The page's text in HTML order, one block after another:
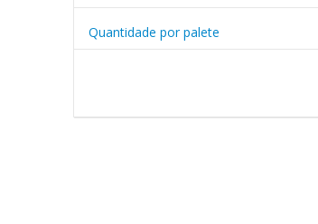
Quantidade por palete